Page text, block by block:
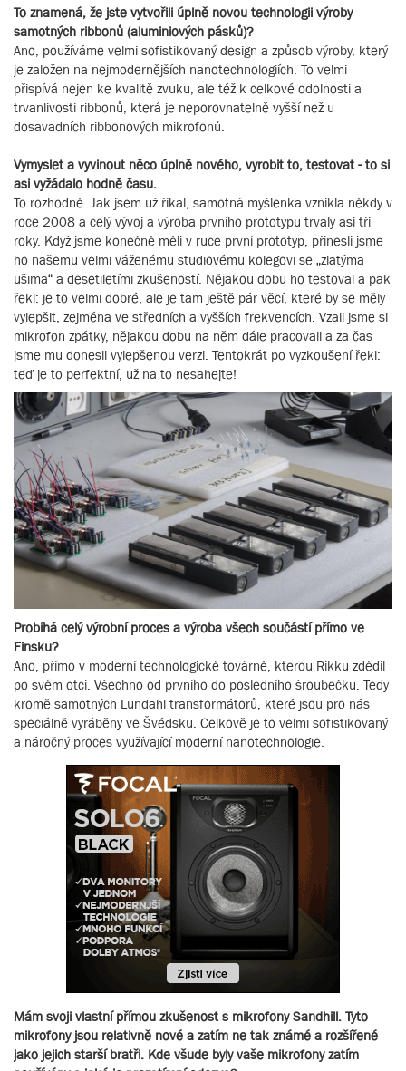
To znamená, že jste vytvořili úplně novou technologii výroby
samotných ribbonů (aluminiových pásků)?
Ano, používáme velmi sofistikovaný design a způsob výroby, který
je založen na nejmodernějších nanotechnologiích. To velmi
přispívá nejen ke kvalitě zvuku, ale též k celkové odolnosti a
trvanlivosti ribbonů, která je neporovnatelně vyšší než u
dosavadních ribbonových mikrofonů.
Vymyslet a vyvinout něco úplně nového, vyrobit to, testovat - to si
asi vyžádalo hodně času.
To rozhodně. Jak jsem už říkal, samotná myšlenka vznikla někdy v
roce 2008 a celý vývoj a výroba prvního prototypu trvaly asi tři
roky. Když jsme konečně měli v ruce první prototyp, přinesli jsme
ho našemu velmi váženému studiovému kolegovi se „zlatýma
ušima“ a desetiletími zkušeností. Nějakou dobu ho testoval a pak
řekl: je to velmi dobré, ale je tam ještě pár věcí, které by se měly
vylepšit, zejména ve středních a vyšších frekvencích. Vzali jsme si
mikrofon zpátky, nějakou dobu na něm dále pracovali a za čas
jsme mu donesli vylepšenou verzi. Tentokrát po vyzkoušení řekl:
teď je to perfektní, už na to nesahejte!
Probíhá celý výrobní proces a výroba všech součástí přímo ve
Finsku?
Ano, přímo v moderní technologické továrně, kterou Rikku zdědil
po svém otci. Všechno od prvního do posledního šroubečku. Tedy
kromě samotných Lundahl transformátorů, které jsou pro nás
speciálně vyráběny ve Švédsku. Celkově je to velmi sofistikovaný
a náročný proces využívající moderní nanotechnologie.
Mám svoji vlastní přímou zkušenost s mikrofony Sandhill. Tyto
mikrofony jsou relativně nové a zatím ne tak známé a rozšířené
jako jejich starší bratři. Kde všude byly vaše mikrofony zatím